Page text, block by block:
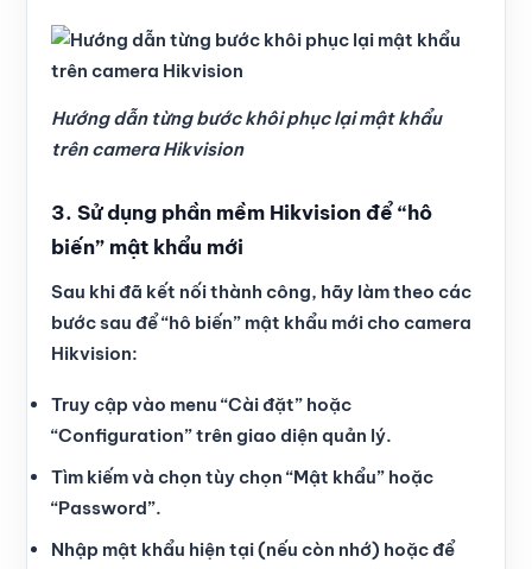
Hướng dẫn từng bước khôi phục lại mật khẩu
trên camera Hikvision
3. Sử dụng phần mềm Hikvision để “hô
biến” mật khẩu mới
Sau khi đã kết nối thành công, hãy làm theo các
bước sau để “hô biến” mật khẩu mới cho camera
Hikvision:
Truy cập vào menu “Cài đặt” hoặc
“Configuration” trên giao diện quản lý.
Tìm kiếm và chọn tùy chọn “Mật khẩu” hoặc
“Password”.
Nhập mật khẩu hiện tại (nếu còn nhớ) hoặc để